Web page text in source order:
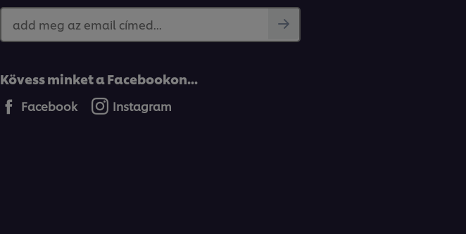
add meg az email címed...
Kövess minket a Facebookon...
Facebook Instagram